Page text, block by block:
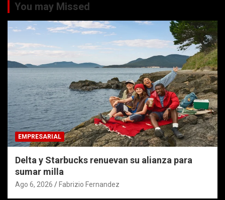
You may Missed
EMPRESARIAL
Delta y Starbucks renuevan su alianza para
sumar milla
Ago 6, 2026 Fabrizio Fernandez